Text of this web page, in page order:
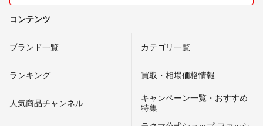
コンテンツ
ブランド一覧 カテゴリ一覧
ランキング 買取・相場価格情報
人気商品チャンネル
キャンペーン一覧・おすすめ
特集